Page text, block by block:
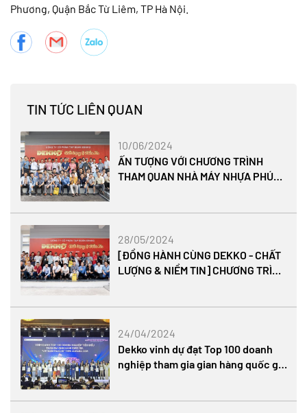
Phương, Quận Bắc Từ Liêm, TP Hà Nội.
TIN TỨC LIÊN QUAN
10/06/2024
ẤN TƯỢNG VỚI CHƯƠNG TRÌNH
THAM QUAN NHÀ MÁY NHỰA PHÚC
28/05/2024
[ĐỒNG HÀNH CÙNG DEKKO - CHẤT
LƯỢNG & NIỀM TIN] CHƯƠNG TRÌNH
24/04/2024
Dekko vinh dự đạt Top 100 doanh
nghiệp tham gia gian hàng quốc gia